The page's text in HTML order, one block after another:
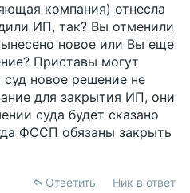
компания) отнесла
ИП, так? Вы отменили
новое или Вы еще
Приставы могут
новое решение не
для закрытия ИП, они
суда будет сказано
ФССП обязаны закрыть
Ответить Ник в ответ